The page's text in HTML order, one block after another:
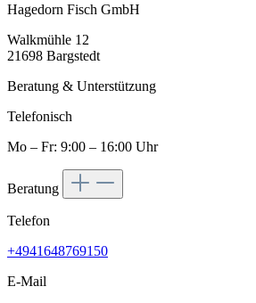
Hagedorn Fisch GmbH
Walkmühle 12
21698 Bargstedt
Beratung & Unterstützung
Telefonisch
Mo – Fr: 9:00 – 16:00 Uhr
Beratung
Telefon
+4941648769150
E-Mail